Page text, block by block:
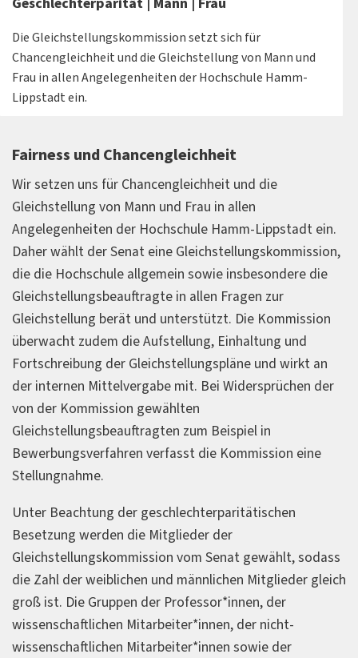
Die Gleichstellungskommission setzt sich für
Chancengleichheit und die Gleichstellung von Mann und
Frau in allen Angelegenheiten der Hochschule Hamm-
Lippstadt ein.
Fairness und Chancengleichheit
Wir setzen uns für Chancengleichheit und die
Gleichstellung von Mann und Frau in allen
Angelegenheiten der Hochschule Hamm-Lippstadt ein.
Daher wählt der Senat eine Gleichstellungskommission,
die die Hochschule allgemein sowie insbesondere die
Gleichstellungsbeauftragte in allen Fragen zur
Gleichstellung berät und unterstützt. Die Kommission
überwacht zudem die Aufstellung, Einhaltung und
Fortschreibung der Gleichstellungspläne und wirkt an
der internen Mittelvergabe mit. Bei Widersprüchen der
von der Kommission gewählten
Gleichstellungsbeauftragten zum Beispiel in
Bewerbungsverfahren verfasst die Kommission eine
Stellungnahme.
Unter Beachtung der geschlechterparitätischen
Besetzung werden die Mitglieder der
Gleichstellungskommission vom Senat gewählt, sodass
die Zahl der weiblichen und männlichen Mitglieder gleich
groß ist. Die Gruppen der Professor*innen, der
wissenschaftlichen Mitarbeiter*innen, der nicht-
wissenschaftlichen Mitarbeiter*innen sowie der